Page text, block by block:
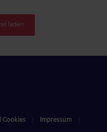
laden
Impressum